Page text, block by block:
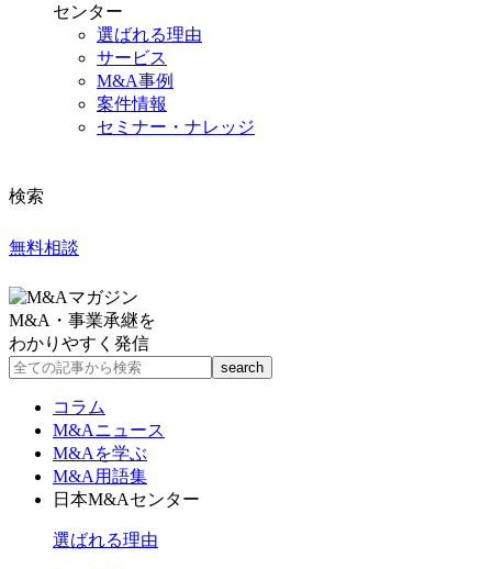
センター
選ばれる理由
サービス
M&A事例
案件情報
セミナー・ナレッジ
検索
無料相談
M&A・事業承継を
わかりやすく発信
コラム
M&Aニュース
M&Aを学ぶ
M&A用語集
日本M&Aセンター
選ばれる理由